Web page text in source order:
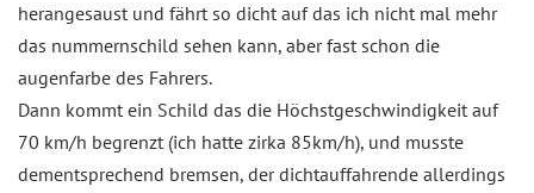
herangesaust und fährt so dicht auf das ich nicht mal mehr
das nummernschild sehen kann, aber fast schon die
augenfarbe des Fahrers.
Dann kommt ein Schild das die Höchstgeschwindigkeit auf
70 km/h begrenzt (ich hatte zirka 85km/h), und musste
dementsprechend bremsen, der dichtauffahrende allerdings